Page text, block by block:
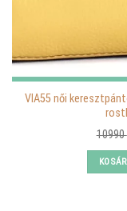
VIA55 női
10990